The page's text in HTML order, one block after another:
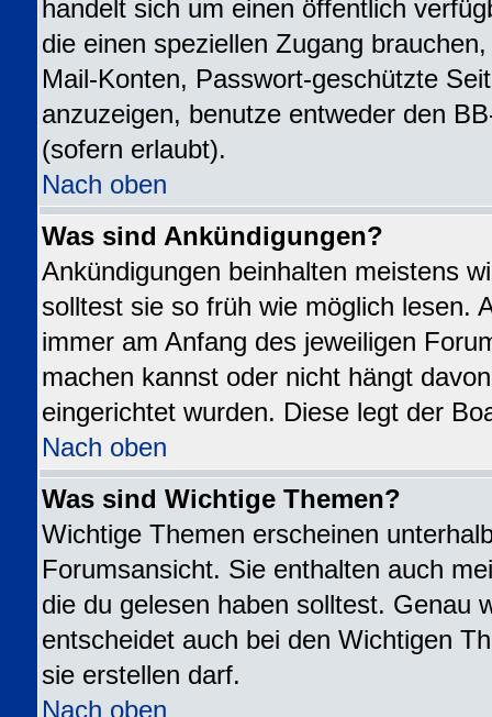
handelt sich um einen öffentlich
die einen speziellen Zugang
Mail-Konten, Passwort-geschützte
anzuzeigen, benutze entweder den
(sofern erlaubt).
Nach oben
Was sind Ankündigungen?
Ankündigungen beinhalten meistens
solltest sie so früh wie möglich lesen.
immer am Anfang des jeweiligen
machen kannst oder nicht hängt
eingerichtet wurden. Diese legt der
Nach oben
Was sind Wichtige Themen?
Wichtige Themen erscheinen
Forumsansicht. Sie enthalten auch
die du gelesen haben solltest. Genau
entscheidet auch bei den Wichtigen
sie erstellen darf.
Nach oben